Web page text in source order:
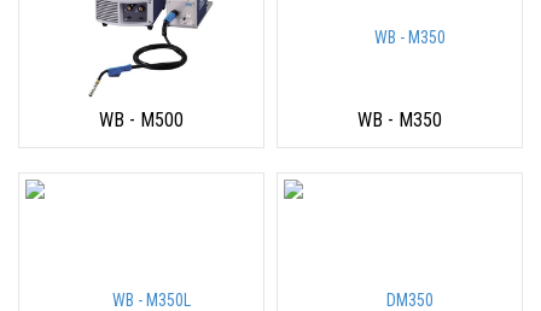
WB - M500 WB - M350